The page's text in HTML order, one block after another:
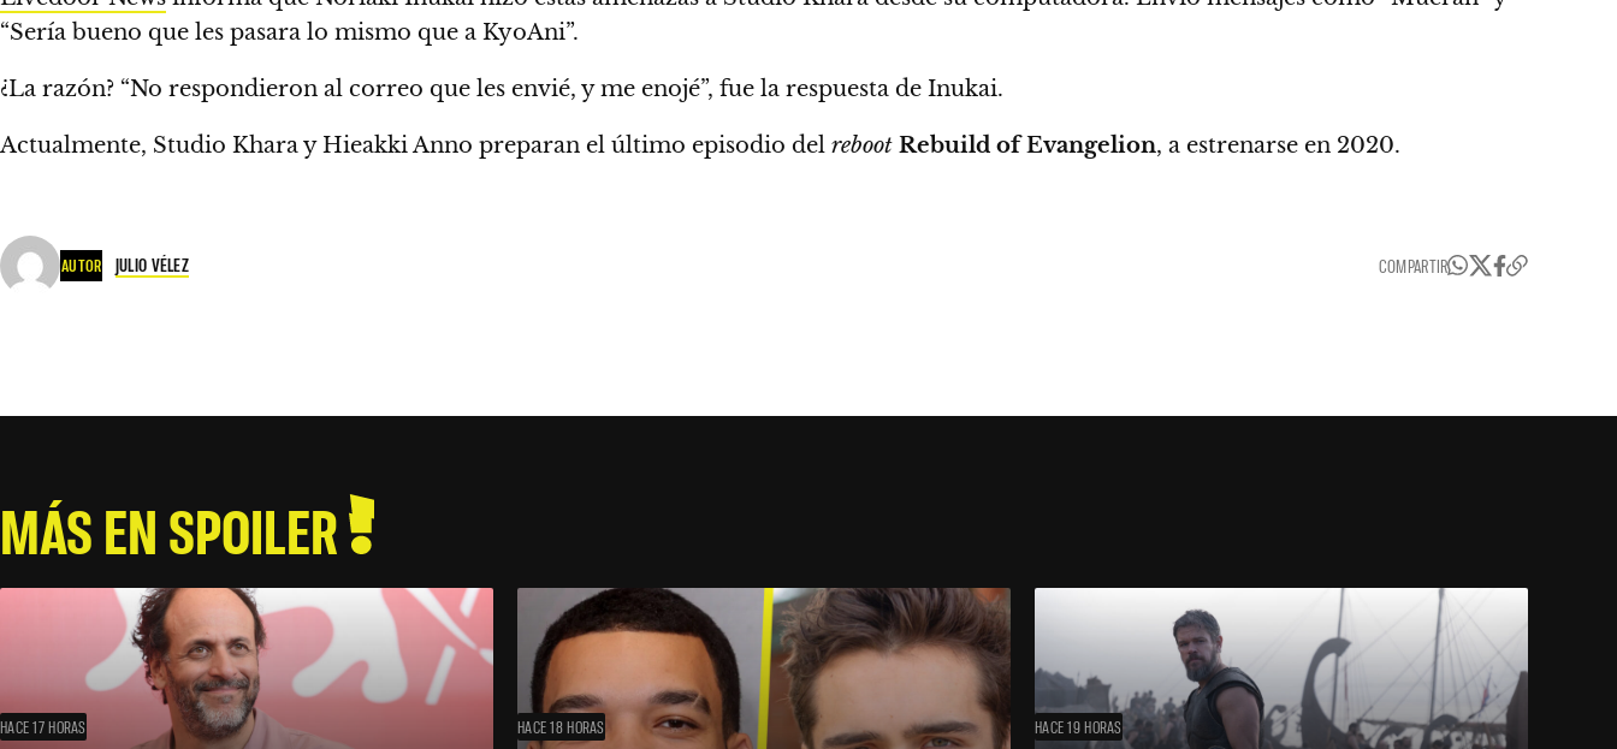
“Sería bueno que les pasara lo mismo que a KyoAni”.
¿La razón? “No respondieron al correo que les envié, y me enojé”, fue la respuesta de Inukai.
Actualmente, Studio Khara y Hieakki Anno preparan el último episodio del reboot Rebuild of Evangelion, a estrenarse en 2020.
AUTOR JULIO VÉLEZ COMPARTIR
MÁS EN SPOILER
HACE 17 HORAS HACE 18 HORAS HACE 19 HORAS